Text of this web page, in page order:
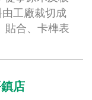
工廠裁切成
貼合、卡榫表
店